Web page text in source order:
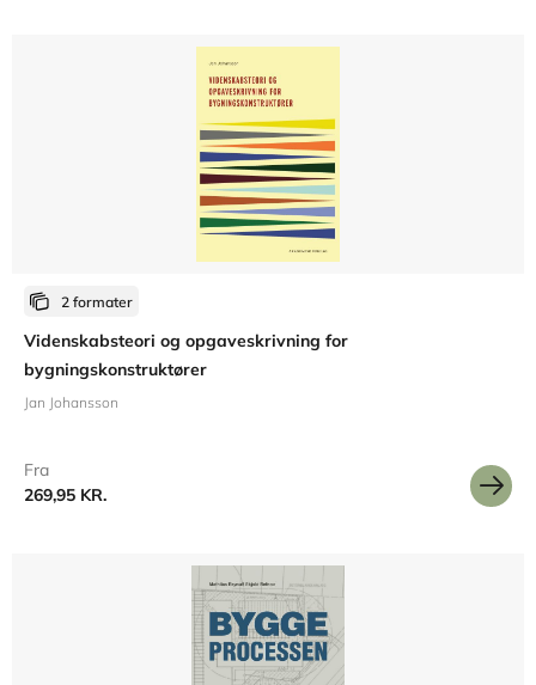
2 formater
Videnskabsteori og opgaveskrivning for
bygningskonstruktører
Jan Johansson
Fra
269,95 KR.